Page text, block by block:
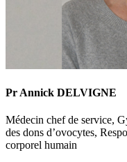
Pr Annick DELVIGNE
Médecin chef de service,
des dons d’ovocytes,
corporel humain